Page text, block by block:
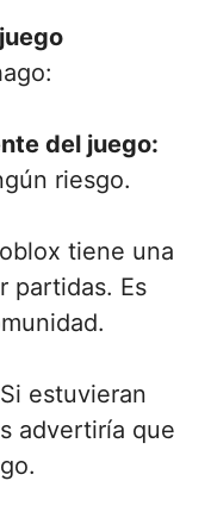
juego
del juego:
riesgo.
tiene una
partidas. Es
Si estuvieran
advertiría que